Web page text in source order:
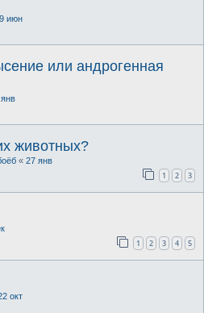
июн
или андрогенная
животных?
« 27 янв
1 2 3
1 2 3 4 5
окт